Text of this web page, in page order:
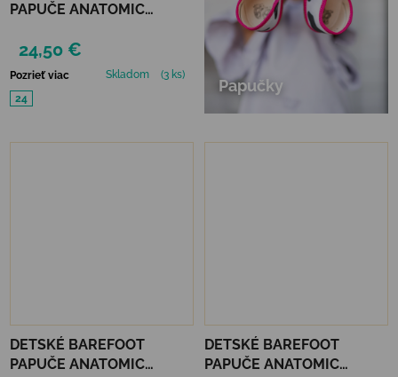
PAPUČE ANATOMIC
24,50 €
Pozrieť viac Skladom
(3 ks)
24
Papučky
DETSKÉ BAREFOOT
PAPUČE ANATOMIC
DETSKÉ BAREFOOT
PAPUČE ANATOMIC